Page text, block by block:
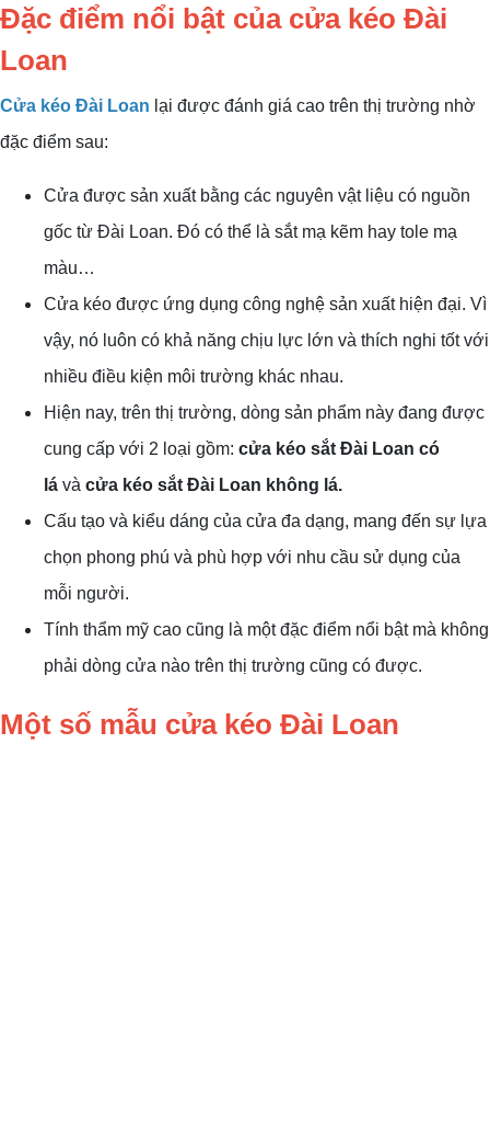
Đặc điểm nổi bật của cửa kéo Đài
Loan
Cửa kéo Đài Loan lại được đánh giá cao trên thị trường nhờ
đặc điểm sau:
Cửa được sản xuất bằng các nguyên vật liệu có nguồn
gốc từ Đài Loan. Đó có thể là sắt mạ kẽm hay tole mạ
màu…
Cửa kéo được ứng dụng công nghệ sản xuất hiện đại. Vì
vậy, nó luôn có khả năng chịu lực lớn và thích nghi tốt với
nhiều điều kiện môi trường khác nhau.
Hiện nay, trên thị trường, dòng sản phẩm này đang được
cung cấp với 2 loại gồm: cửa kéo sắt Đài Loan có
lá và cửa kéo sắt Đài Loan không lá.
Cấu tạo và kiểu dáng của cửa đa dạng, mang đến sự lựa
chọn phong phú và phù hợp với nhu cầu sử dụng của
mỗi người.
Tính thẩm mỹ cao cũng là một đặc điểm nổi bật mà không
phải dòng cửa nào trên thị trường cũng có được.
Một số mẫu cửa kéo Đài Loan